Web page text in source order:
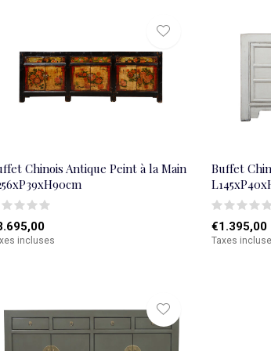
Chinois Antique Peint à la Main
incluses
Buffet
€1.395,00
Taxes